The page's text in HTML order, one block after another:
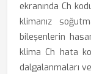
ekranında Ch
klimanız
bileşenlerin
klima Ch hata
dalgalanmaları